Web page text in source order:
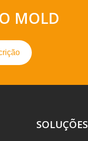
MOLD
SOLUÇÕES